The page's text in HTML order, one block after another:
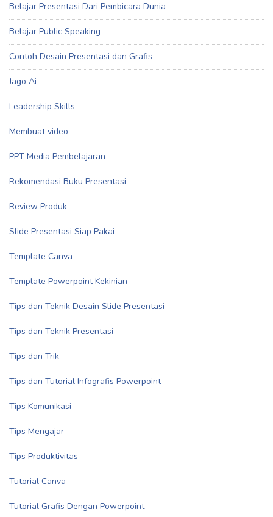
Belajar Presentasi Dari Pembicara Dunia
Belajar Public Speaking
Contoh Desain Presentasi dan Grafis
Jago Ai
Leadership Skills
Membuat video
PPT Media Pembelajaran
Rekomendasi Buku Presentasi
Review Produk
Slide Presentasi Siap Pakai
Template Canva
Template Powerpoint Kekinian
Tips dan Teknik Desain Slide Presentasi
Tips dan Teknik Presentasi
Tips dan Trik
Tips dan Tutorial Infografis Powerpoint
Tips Komunikasi
Tips Mengajar
Tips Produktivitas
Tutorial Canva
Tutorial Grafis Dengan Powerpoint